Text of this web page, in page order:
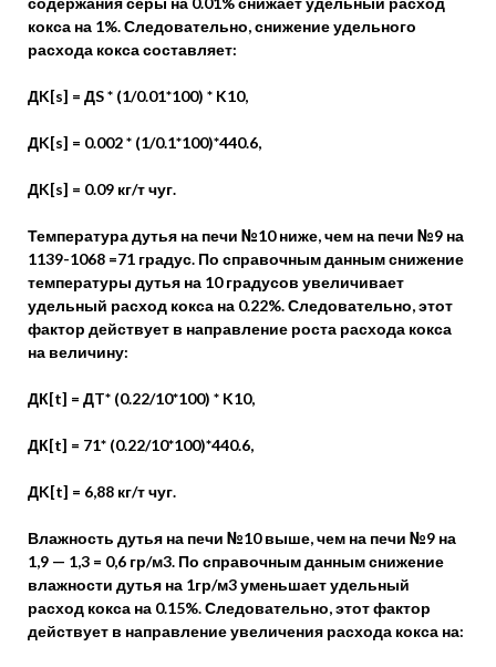
кокса на 1%. Следовательно, снижение удельного
расхода кокса составляет:
ДK[s] = ДS * (1/0.01*100) * K10,
ДK[s] = 0.002 * (1/0.1*100)*440.6,
ДK[s] = 0.09 кг/т чуг.
Температура дутья на печи №10 ниже, чем на печи №9 на
1139-1068 =71 градус. По справочным данным снижение
температуры дутья на 10 градусов увеличивает
удельный расход кокса на 0.22%. Следовательно, этот
фактор действует в направление роста расхода кокса
на величину:
ДК[t] = ДT* (0.22/10*100) * K10,
ДК[t] = 71* (0.22/10*100)*440.6,
ДK[t] = 6,88 кг/т чуг.
Влажность дутья на печи №10 выше, чем на печи №9 на
1,9 — 1,3 = 0,6 гр/м3. По справочным данным снижение
влажности дутья на 1гр/м3 уменьшает удельный
расход кокса на 0.15%. Следовательно, этот фактор
действует в направление увеличения расхода кокса на: